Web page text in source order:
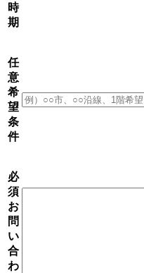
時
期
任
意
希
望
条
件
必
須
お
問
い
合
わ